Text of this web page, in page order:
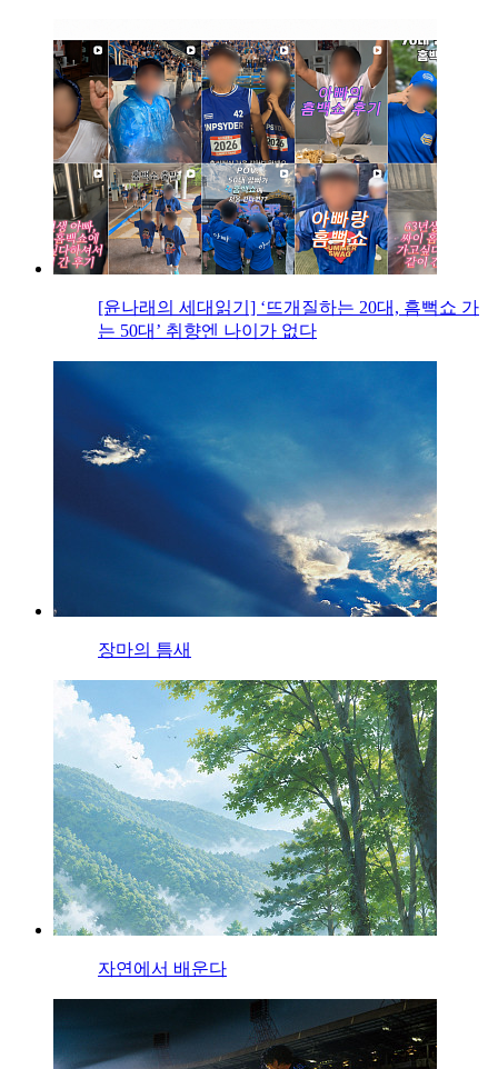
[윤나래의 세대읽기] ‘뜨개질하는 20대, 흠뻑쇼 가
는 50대’ 취향엔 나이가 없다
장마의 틈새
자연에서 배운다